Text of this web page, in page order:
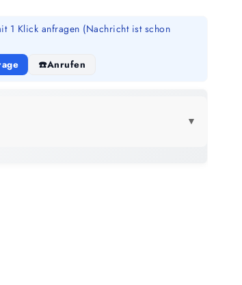
1 Klick anfragen (Nachricht ist schon
Anrufen
▼